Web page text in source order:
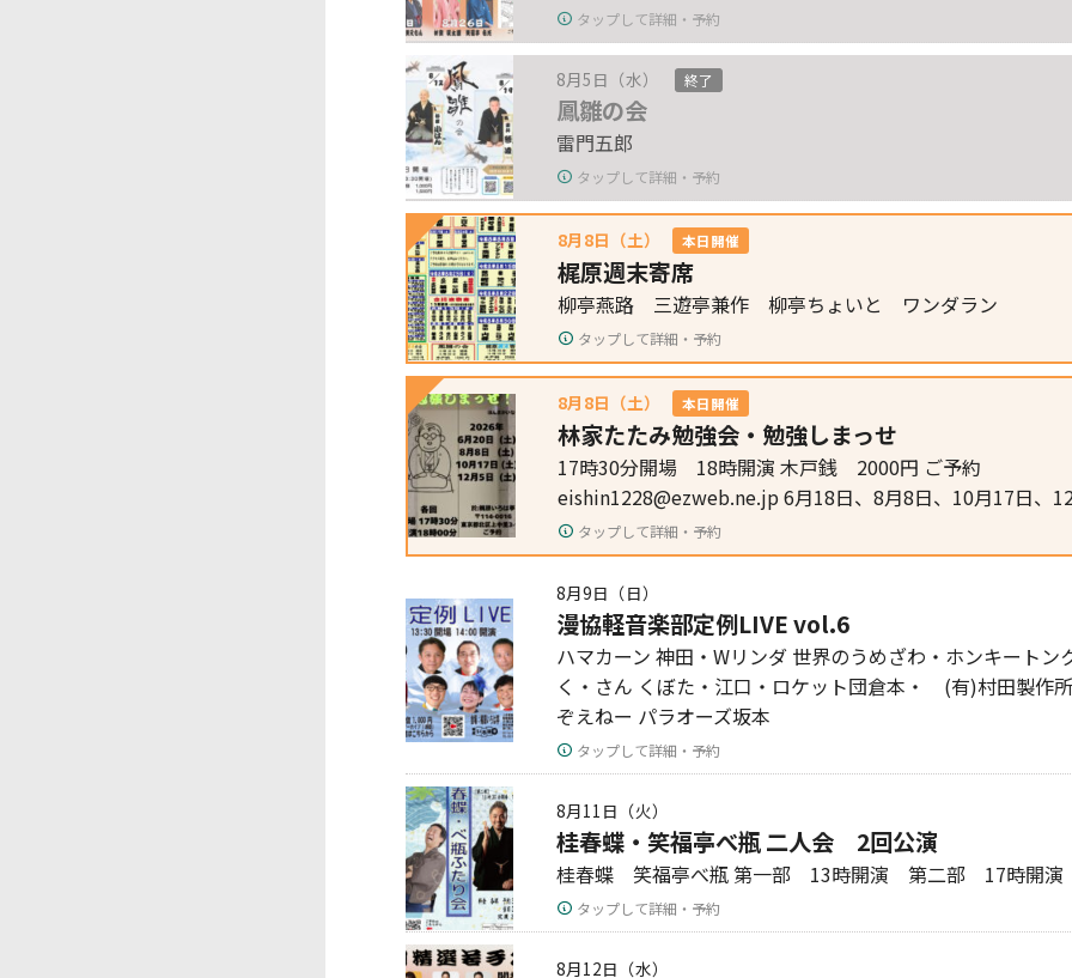
タップして詳細・予約
8月5日（水） 終了
鳳雛の会
雷門五郎
タップして詳細・予約
8月8日（土） 本日開催
梶原週末寄席
柳亭燕路 三遊亭兼作 柳亭ちょいと ワンダラン
タップして詳細・予約
8月8日（土） 本日開催
林家たたみ勉強会・勉強しまっせ
17時30分開場 18時開演 木戸銭 2000円 ご予約
eishin1228@ezweb.ne.jp 6月18日、8月8日、10月17日、
タップして詳細・予約
8月9日（日）
漫協軽音楽部定例LIVE vol.6
ハマカーン 神田・Wリンダ 世界のうめざわ・ホンキートン
く・さん くぼた・江口・ロケット団倉本・ (有)村田製作
ぞえねー パラオーズ坂本
タップして詳細・予約
8月11日（火）
桂春蝶・笑福亭べ瓶 二人会 2回公演
桂春蝶 笑福亭べ瓶 第一部 13時開演 第二部 17時開演
タップして詳細・予約
8月12日（水）